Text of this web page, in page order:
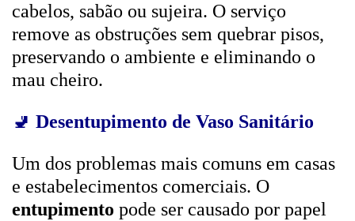
cabelos, sabão ou sujeira. O serviço
remove as obstruções sem quebrar pisos,
preservando o ambiente e eliminando o
mau cheiro.
🚽 Desentupimento de Vaso Sanitário
Um dos problemas mais comuns em casas
e estabelecimentos comerciais. O
entupimento pode ser causado por papel